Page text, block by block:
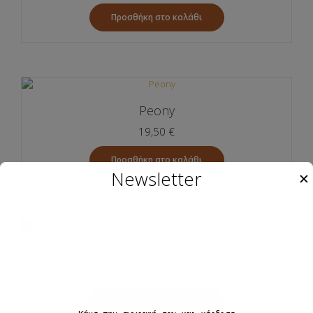
Προσθήκη στο καλάθι
Peony
19,50 €
Προσθήκη στο καλάθι
Newsletter ✕